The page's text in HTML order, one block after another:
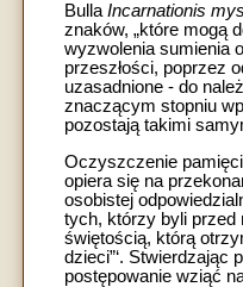
BullaIncarnationis
znaków, „które mogą
wyzwolenia sumienia
przeszłości, poprzez
uzasadnione - do
znaczącym stopniu
pozostają takimi
Oczyszczenie
opiera się na
osobistej
tych, którzy byli przed
świętością, którą
dzieci”‘. Stwierdzając
postępowanie wziąć